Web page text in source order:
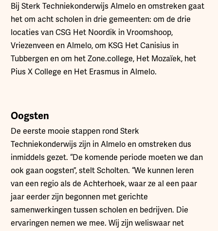
Bij Sterk Techniekonderwijs Almelo en omstreken gaat
het om acht scholen in drie gemeenten: om de drie
locaties van CSG Het Noordik in Vroomshoop,
Vriezenveen en Almelo, om KSG Het Canisius in
Tubbergen en om het Zone.college, Het Mozaïek, het
Pius X College en Het Erasmus in Almelo.
Oogsten
De eerste mooie stappen rond Sterk
Techniekonderwijs zijn in Almelo en omstreken dus
inmiddels gezet. “De komende periode moeten we dan
ook gaan oogsten”, stelt Scholten. “We kunnen leren
van een regio als de Achterhoek, waar ze al een paar
jaar eerder zijn begonnen met gerichte
samenwerkingen tussen scholen en bedrijven. Die
ervaringen nemen we mee. Wij zijn weliswaar net